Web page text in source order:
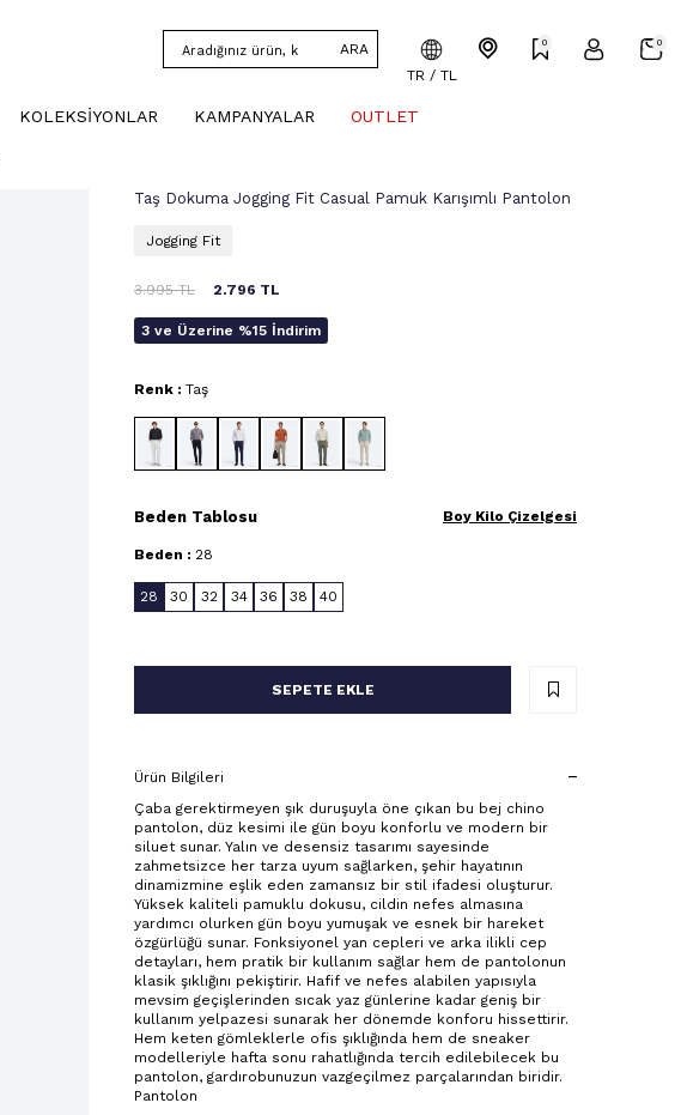
ARA
TR / TL
0 0
KOLEKSIYONLAR KAMPANYALAR OUTLET
Taş Dokuma Jogging Fit Casual Pamuk Karışımlı Pantolon
Jogging Fit
3.995TL 2.796 TL
3 ve Üzerine %15 İndirim
Renk : Taş
Beden Tablosu Boy Kilo Çizelgesi
Beden : 28
28 30 32 34 36 38 40
SEPETE EKLE
Ürün Bilgileri
Çaba gerektirmeyen şık duruşuyla öne çıkan bu bej chino
pantolon, düz kesimi ile gün boyu konforlu ve modern bir
siluet sunar. Yalın ve desensiz tasarımı sayesinde
zahmetsizce her tarza uyum sağlarken, şehir hayatının
dinamizmine eşlik eden zamansız bir stil ifadesi oluşturur.
Yüksek kaliteli pamuklu dokusu, cildin nefes almasına
yardımcı olurken gün boyu yumuşak ve esnek bir hareket
özgürlüğü sunar. Fonksiyonel yan cepleri ve arka ilikli cep
detayları, hem pratik bir kullanım sağlar hem de pantolonun
klasik şıklığını pekiştirir. Hafif ve nefes alabilen yapısıyla
mevsim geçişlerinden sıcak yaz günlerine kadar geniş bir
kullanım yelpazesi sunarak her dönemde konforu hissettirir.
Hem keten gömleklerle ofis şıklığında hem de sneaker
modelleriyle hafta sonu rahatlığında tercih edilebilecek bu
pantolon, gardırobunuzun vazgeçilmez parçalarından biridir.
Pantolon